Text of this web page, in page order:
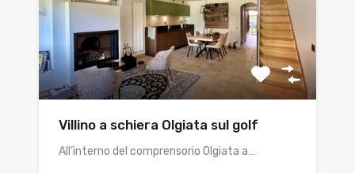
Villino a schiera Olgiata sul golf
All’interno del comprensorio Olgiata a…